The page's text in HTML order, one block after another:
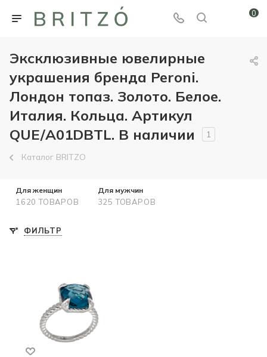
0
Эксклюзивные ювелирные
украшения бренда Peroni.
Лондон топаз. Золото. Белое.
Италия. Кольца. Артикул
QUE/A01DBTL. В наличии
1
Каталог BRITZO
Для женщин
1620 ТОВАРОВ
Для мужчин
325 ТОВАРОВ
ФИЛЬТР